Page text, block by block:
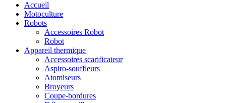
Accueil
Motoculture
Robots
Accessoires Robot
Robot
Appareil thermique
Accessoires scarificateur
Aspiro-souffleurs
Atomiseurs
Broyeurs
Coupe-bordures